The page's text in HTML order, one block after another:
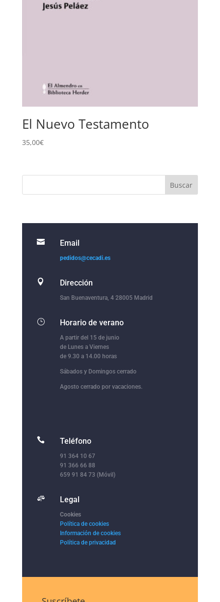
El Nuevo Testamento
35,00€
 Email
pedidos@cecadi.es
 Dirección
San Buenaventura, 4 28005 Madrid
} Horario de verano
A partir del 15 de junio
de Lunes a Viernes
de 9.30 a 14.00 horas
Sábados y Domingos cerrado
Agosto cerrado por vacaciones.
 Teléfono
91 364 10 67
91 366 66 88
659 91 84 73 (Móvil)
 Legal
Cookies
Política de cookies
Información de cookies
Política de privacidad